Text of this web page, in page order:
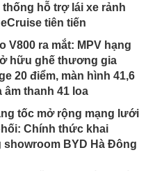
thống hỗ trợ lái xe rảnh
tiên tiến
V800 ra mắt: MPV hạng
hữu ghế thương gia
20 điểm, màn hình 41,6
âm thanh 41 loa
tốc mở rộng mạng lưới
Chính thức khai
BYD Hà Đông